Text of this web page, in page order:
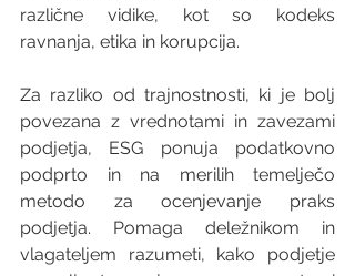
različne vidike, kot so kodeks
ravnanja, etika in korupcija.
Za razliko od trajnostnosti, ki je bolj
povezana z vrednotami in zavezami
podjetja, ESG ponuja podatkovno
podprto in na merilih temelječo
metodo za ocenjevanje praks
podjetja. Pomaga deležnikom in
vlagateljem razumeti, kako podjetje